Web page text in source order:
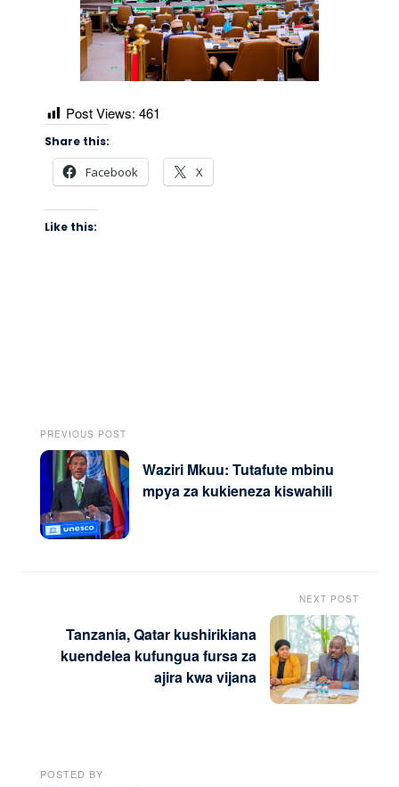
Post Views: 461
Share this:
Facebook X
Like this:
PREVIOUS POST
Waziri Mkuu: Tutafute mbinu
mpya za kukieneza kiswahili
NEXT POST
Tanzania, Qatar kushirikiana
kuendelea kufungua fursa za
ajira kwa vijana
POSTED BY